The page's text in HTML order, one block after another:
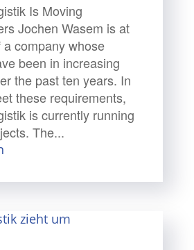
Is Moving
Jochen Wasem is at
company whose
been in increasing
the past ten years. In
these requirements,
is currently running
The...